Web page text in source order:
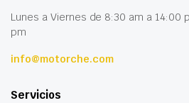
Lunes a Viernes de 8:30 am a 14:00
pm
info@motorche.com
Servicios